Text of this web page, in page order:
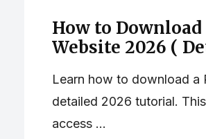
How to Download
Website 2026 (
Learn how to download a
detailed 2026 tutorial.
access ...